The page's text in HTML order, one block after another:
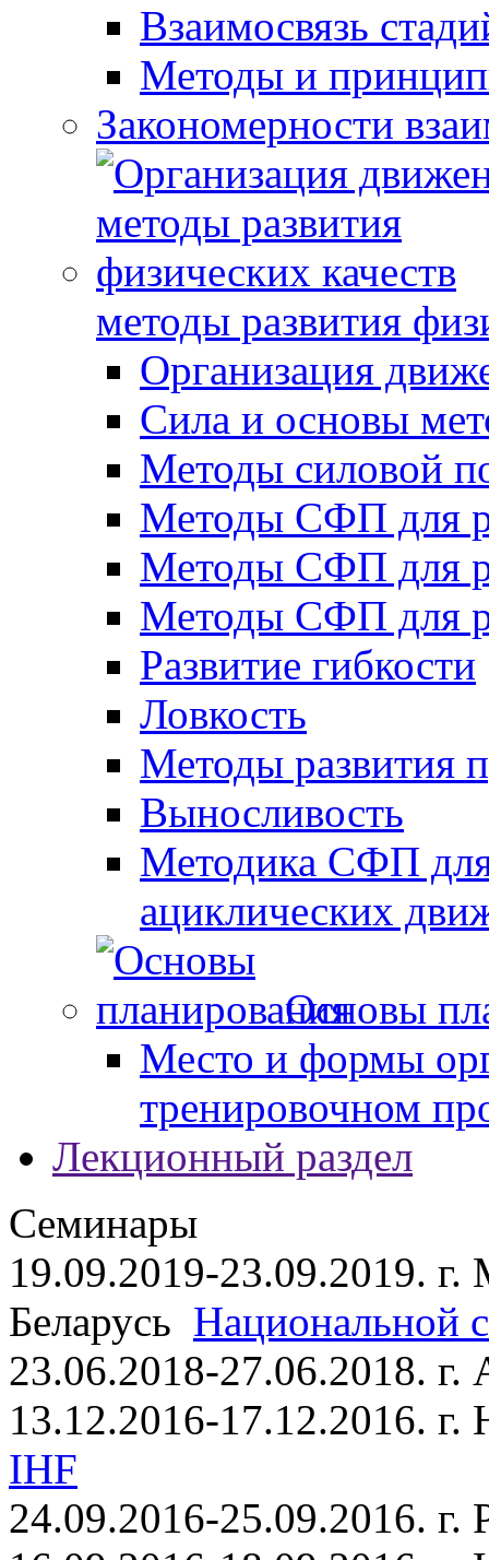
Взаимосвязь
Методы и
Закономерности
методы развития
Организация
Сила и основы
Методы силовой
Методы СФП для
Методы СФП для
Методы СФП для
Развитие гибкости
Ловкость
Методы развития
Выносливость
Методика СФП для
ациклических
Основы
Место и формы
тренировочном
Лекционный раздел
Семинары
19.09.2019-23.09.2019. г.
Беларусь Национальной
23.06.2018-27.06.2018.
13.12.2016-17.12.2016.
IHF
24.09.2016-25.09.2016. г.